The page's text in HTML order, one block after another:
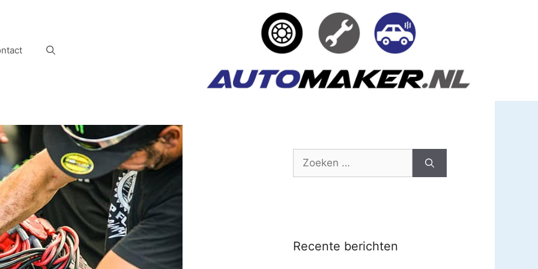
Zoek
Recente berichten